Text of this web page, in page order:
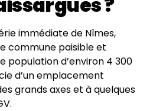
immédiate de Nîmes,
commune paisible et
population d’environ 4 300
d’un emplacement
grands axes et à quelques